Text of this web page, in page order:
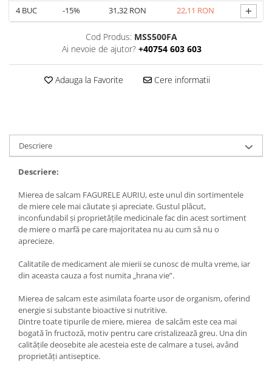
4BUC -15% 31,32 RON 22,11 RON +
Cod Produs: MSS500FA
Ai nevoie de ajutor? +40754 603 603
Adauga la Favorite Cere informatii
Descriere
Descriere:
Mierea de salcam FAGURELE AURIU, este unul din sortimentele
de miere cele mai căutate și apreciate. Gustul plăcut,
inconfundabil și proprietățile medicinale fac din acest sortiment
de miere o marfă pe care majoritatea nu au cum să nu o
aprecieze.
Calitatile de medicament ale mierii se cunosc de multa vreme, iar
din aceasta cauza a fost numita „hrana vie”.
Mierea de salcam este asimilata foarte usor de organism, oferind
energie si substante bioactive si nutritive.
Dintre toate tipurile de miere, mierea de salcâm este cea mai
bogată în fructoză, motiv pentru care cristalizează greu. Una din
calitățile deosebite ale acesteia este de calmare a tusei, având
proprietăți antiseptice.